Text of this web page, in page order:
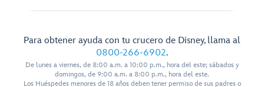
Para obtener ayuda con tu crucero de Disney, llama al
0800-266-6902.
De lunes a viernes, de 8:00 a.m. a 10:00 p.m., hora del este; sábados y
domingos, de 9:00 a.m. a 8:00 p.m., hora del este.
Los Huéspedes menores de 18 años deben tener permiso de sus padres o